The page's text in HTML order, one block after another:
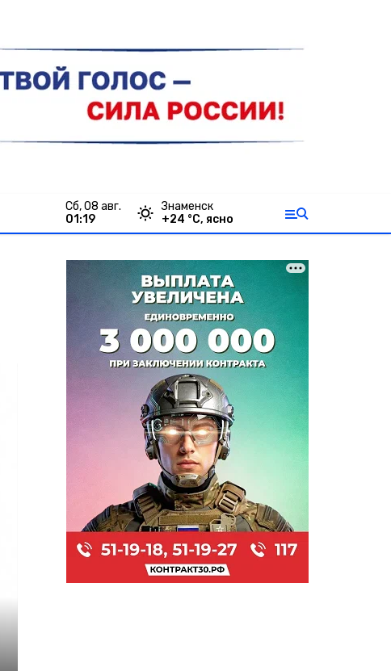
сб, 08 авг.
01:19
Знаменск
+24 °С, ясно